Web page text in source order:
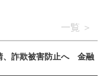
一覧
、詐欺被害防止へ 金融